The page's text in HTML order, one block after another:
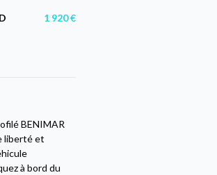
1 920 €
BENIMAR
liberté et
à bord du